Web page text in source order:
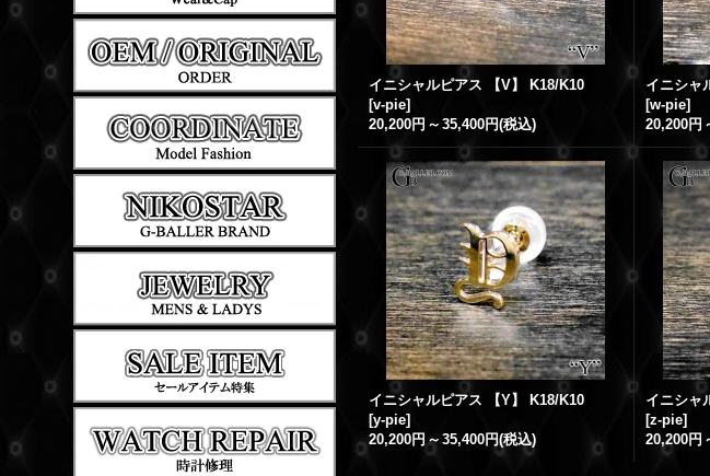
イニシャルピアス 【V】 K18/K10
[v-pie]
20,200円 ～ 35,400円(税込)
イニシャ
[w-pie]
20,200円
イニシャルピアス 【Y】 K18/K10
[y-pie]
20,200円 ～ 35,400円(税込)
イニシャ
[z-pie]
20,200円